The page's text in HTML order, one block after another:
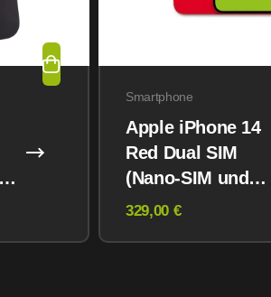
Smartphone
Apple iPhone 14
Red Dual SIM
(Nano-SIM und
eSIM) 128GB
329,00 €